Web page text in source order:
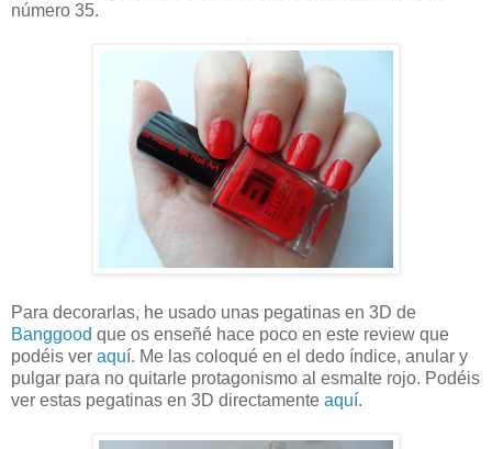
número 35.
Para decorarlas, he usado unas pegatinas en 3D de
Banggood que os enseñé hace poco en este review que
podéis ver aquí. Me las coloqué en el dedo índice, anular y
pulgar para no quitarle protagonismo al esmalte rojo. Podéis
ver estas pegatinas en 3D directamente aquí.